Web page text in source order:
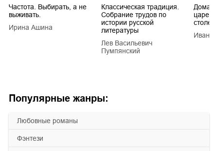
Популярные жанры:
любовные романы
фэнтези
Частота. Выбирать, а не
выживать.
Ирина Ашина
Классическая традиция.
Собрание трудов по
истории русской
литературы
Лев Васильевич
Пумпянский
царей
Иван